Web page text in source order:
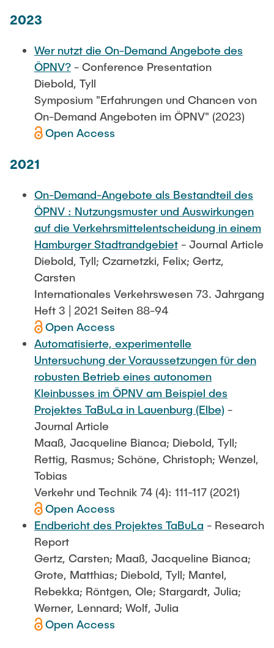
2023
Wer nutzt die On-Demand Angebote des
ÖPNV? - Conference Presentation
Diebold, Tyll
Symposium "Erfahrungen und Chancen von
On-Demand Angeboten im ÖPNV" (2023)
Open Access
2021
On-Demand-Angebote als Bestandteil des
ÖPNV : Nutzungsmuster und Auswirkungen
auf die Verkehrsmittelentscheidung in einem
Hamburger Stadtrandgebiet - Journal Article
Diebold, Tyll; Czarnetzki, Felix; Gertz,
Carsten
Internationales Verkehrswesen 73. Jahrgang
Heft 3 | 2021 Seiten 88-94
Open Access
Automatisierte, experimentelle
Untersuchung der Voraussetzungen für den
robusten Betrieb eines autonomen
Kleinbusses im ÖPNV am Beispiel des
Projektes TaBuLa in Lauenburg (Elbe) -
Journal Article
Maaß, Jacqueline Bianca; Diebold, Tyll;
Rettig, Rasmus; Schöne, Christoph; Wenzel,
Tobias
Verkehr und Technik 74 (4): 111-117 (2021)
Open Access
Endbericht des Projektes TaBuLa - Research
Report
Gertz, Carsten; Maaß, Jacqueline Bianca;
Grote, Matthias; Diebold, Tyll; Mantel,
Rebekka; Röntgen, Ole; Stargardt, Julia;
Werner, Lennard; Wolf, Julia
Open Access